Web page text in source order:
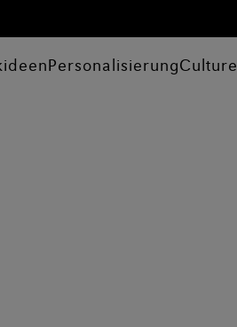
PersonalisierungCulture